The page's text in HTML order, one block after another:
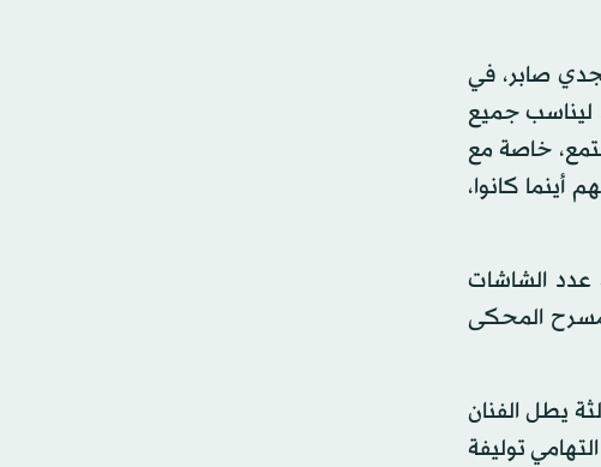
صابر، في
ليناسب جميع
خاصة مع
أينما كانوا،
عدد الشاشات
مسرح المحكى
يطل الفنان
توليفة